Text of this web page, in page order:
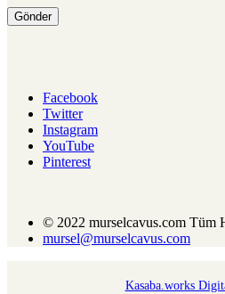
Facebook
Twitter
Instagram
YouTube
Pinterest
© 2022 murselcavus.com Tüm
mursel@murselcavus.com
Kasaba.works